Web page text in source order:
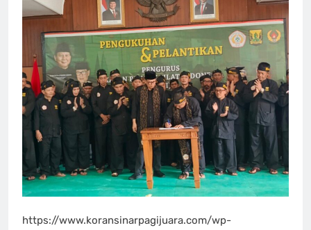
https://www.koransinarpagijuara.com/wp-